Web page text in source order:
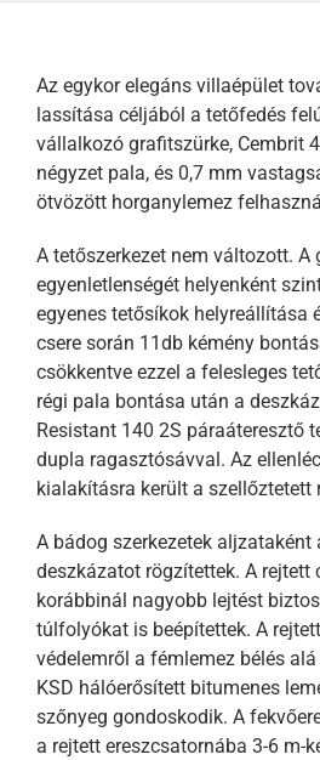
Az egykor elegáns villaépület
lassítása céljából a tetőfedés
vállalkozó grafitszürke, Cembrit
négyzet pala, és 0,7 mm
ötvözött horganylemez
A tetőszerkezet nem változott. A
egyenletlenségét helyenként
egyenes tetősíkok helyreállítása
csere során 11db kémény
csökkentve ezzel a felesleges
régi pala bontása után a
Resistant 140 2S páraáteresztő
dupla ragasztósávval. Az
kialakításra került a szellőztetett
A bádog szerkezetek aljzataként
deszkázatot rögzítettek. A rejtett
korábbinál nagyobb lejtést
túlfolyókat is beépítettek. A
védelemről a fémlemez bélés alá
KSD hálóerősített bitumenes
szőnyeg gondoskodik. A
a rejtett ereszcsatornába 3-6 m-